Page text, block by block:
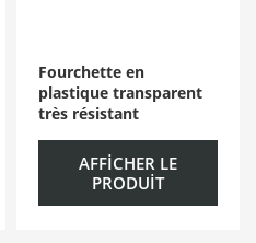
Fourchette en
plastique transparent
très résistant
AFFICHER LE
PRODUIT